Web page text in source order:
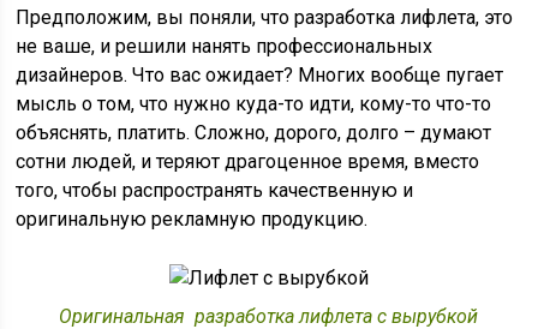
Предположим, вы поняли, что разработка лифлета, это
не ваше, и решили нанять профессиональных
дизайнеров. Что вас ожидает? Многих вообще пугает
мысль о том, что нужно куда-то идти, кому-то что-то
объяснять, платить. Сложно, дорого, долго – думают
сотни людей, и теряют драгоценное время, вместо
того, чтобы распространять качественную и
оригинальную рекламную продукцию.
Оригинальная разработка лифлета с вырубкой